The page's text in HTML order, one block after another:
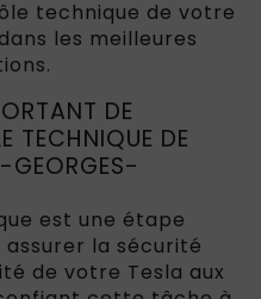
technique de votre
les meilleures
DE
TECHNIQUE DE
GEORGES-
est une étape
la sécurité
de votre Tesla aux